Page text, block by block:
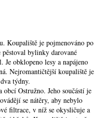
Koupaliště je pojmenováno po
bylinky darované
obklopeno lesy a napájeno
Nejromantičtější koupaliště je
týdny.
Ostružno. Jeho součástí je
se nátěry, aby nebylo
filtrace, v níž se okysličuje a